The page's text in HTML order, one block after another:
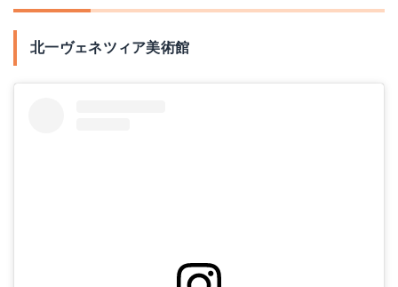
北一ヴェネツィア美術館